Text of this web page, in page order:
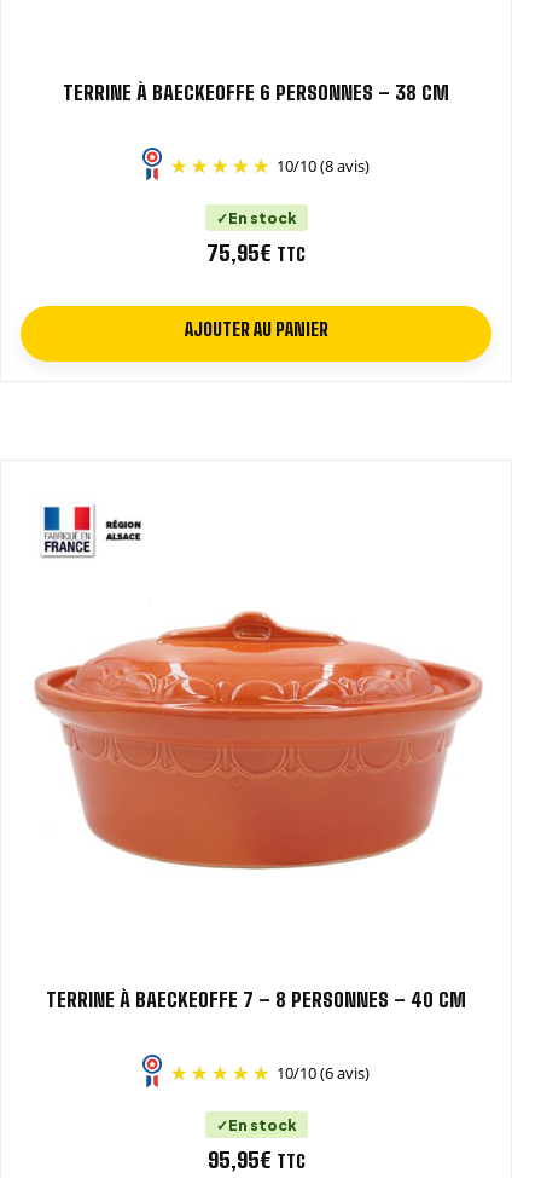
TERRINE À BAECKEOFFE 6 PERSONNES – 38 CM
10/10(8 avis)
En stock
75,95€ TTC
AJOUTER AU PANIER
TERRINE À BAECKEOFFE 7 – 8 PERSONNES – 40 CM
10/10(6 avis)
En stock
95,95€ TTC